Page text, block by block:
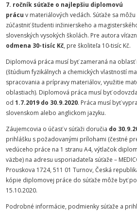
7. ročník súťaže o najlepšiu diplomovú
prácu v materiálových vedách. Súťaže sa môžu
zúčastniť študenti inžinierskeho a
slovenských vysokých školách. Pre autora
odmena 30-tisíc Kč, pre školiteľa 10-tisíc Kč.
Diplomová práca musí byť zameraná na oblasť
(štúdium fyzikálnych a chemických vlastností
spracovania a prípravy materiálov, využitie
oblastiach). Diplomová práca musí byť
od 1.7.2019 do 30.9.2020. Práca musí byť
slovenskom alebo anglickom jazyku.
Záujemcovia o účasť v súťaži doručia do
prihlášku s požadovanými prílohami (čestné
vedúceho práce na 1 stranu A4, výtlačok
väzbe) na adresu usporiadateľa súťaže –
Prouskova 1724, 511 01 Turnov, Česká
kópie diplomovej práce do súťaže môže byť
15.10.2020.
Podrobné informácie, podmienky súťaže a